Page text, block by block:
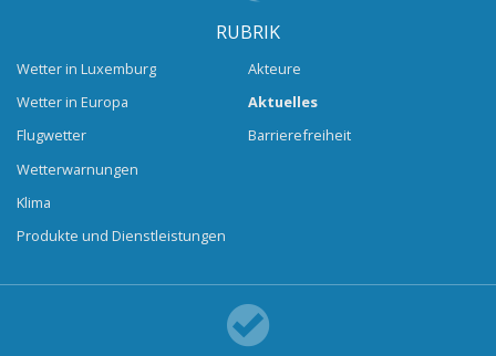
RUBRIK
Wetter in Luxemburg
Wetter in Europa
Flugwetter
Wetterwarnungen
Klima
Produkte und Dienstleistungen
Akteure
Aktuelles
Barrierefreiheit